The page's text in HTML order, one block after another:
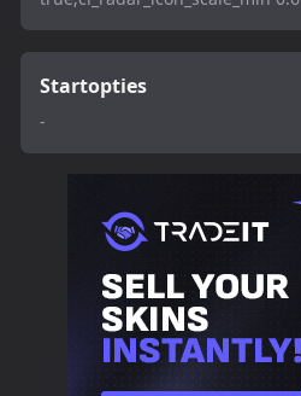
Startopties
-